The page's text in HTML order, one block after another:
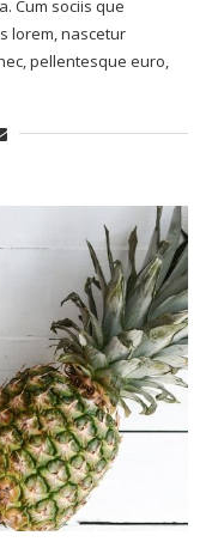
Cum sociis que
lorem, nascetur
pellentesque euro,